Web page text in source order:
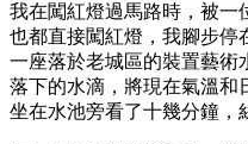
我在闖紅燈過馬路時，被一
也都直接闖紅燈，我腳步停
一座落於老城區的裝置藝術
落下的水滴，將現在氣溫和
坐在水池旁看了十幾分鐘，